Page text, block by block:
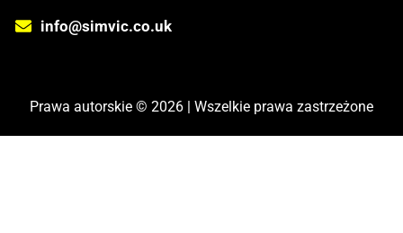
info@simvic.co.uk
Prawa autorskie © 2026 | Wszelkie prawa zastrzeżone